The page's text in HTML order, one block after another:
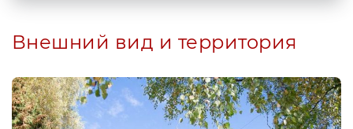
Внешний вид и территория